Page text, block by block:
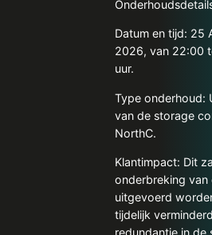
Datum en tijd: 25
2026, van 22:00
uur.
Type onderhoud:
van de storage
NorthC.
Klantimpact: Dit
onderbreking van
uitgevoerd
tijdelijk
redundantie in de